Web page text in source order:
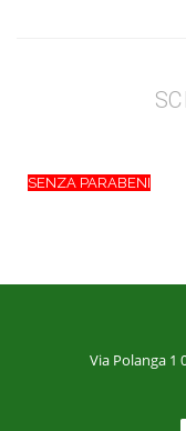
SENZA PARABENI
Via Polanga 1